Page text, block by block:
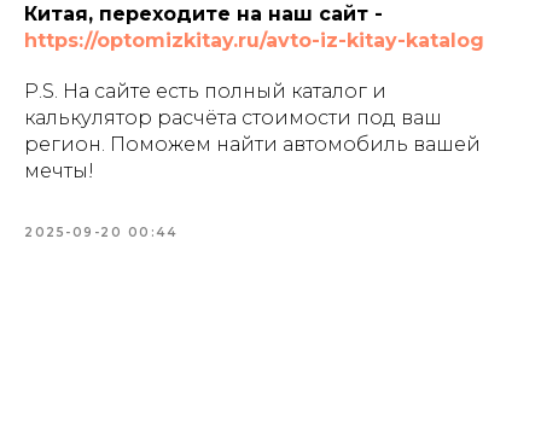
Китая, переходите на наш сайт -
https://optomizkitay.ru/avto-iz-kitay-katalog
P.S. На сайте есть полный каталог и
калькулятор расчёта стоимости под ваш
регион. Поможем найти автомобиль вашей
мечты!
2025-09-20 00:44